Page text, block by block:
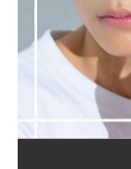
な脱毛方法を選
は、サロンやク
れており、乾燥
すめの施術が異
例えば、乾燥肌
の負担が少ない